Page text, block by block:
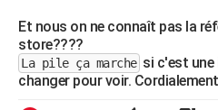
Bricolage
Lifestyle
Culture
Sport
Auto
Television
Voyage
Cinema
Et nous on ne connaît pas la
store????
La pile ça marche si c'est
changer pour voir.